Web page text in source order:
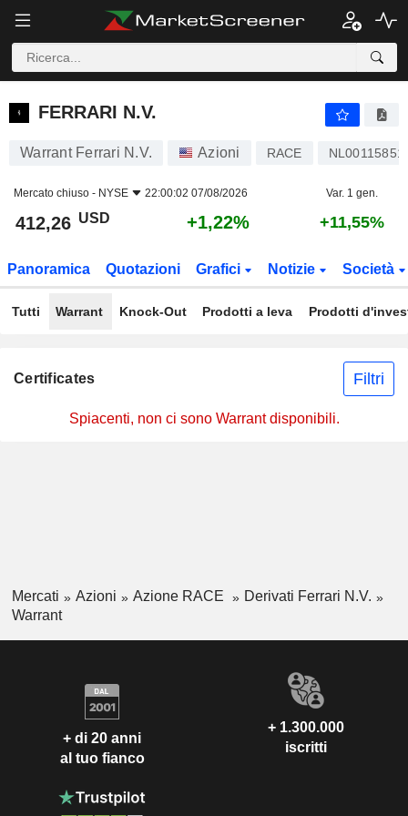
FERRARI N.V.
FERRARI N.V.
Warrant Ferrari N.V. Azioni RACE
Mercato chiuso - NYSE 22:00:02 07/08/2026 Var. 1 gen.
412,26 USD +1,22% +11,55%
Panoramica Quotazioni Grafici Notizie Società
Tutti Warrant Knock-Out Prodotti a leva Prodotti
Certificates Filtri
Spiacenti, non ci sono Warrant disponibili.
Mercati Azioni Azione RACE
Derivati Ferrari N.V.
Warrant
+ di 20 anni
al tuo fianco
+ 1.300.000
iscritti